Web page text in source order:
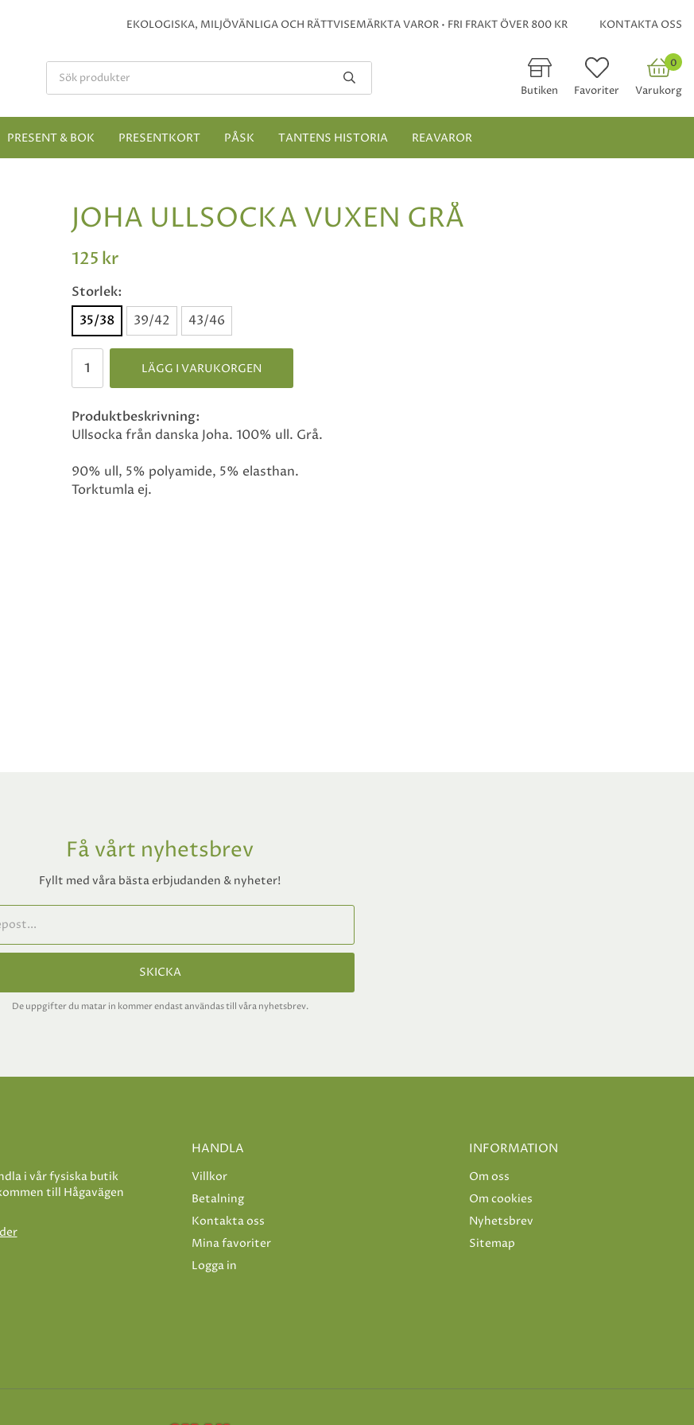
EKOLOGISKA, MILJÖVÄNLIGA OCH RÄTTVISEMÄRKTA VAROR • FRI FRAKT ÖVER 800 KR KONTAKTA OSS
Butiken Favoriter
0
Varukorg
PRESENT & BOK PRESENTKORT PÅSK TANTENS HISTORIA REAVAROR
JOHA ULLSOCKA VUXEN GRÅ
125 kr
Storlek:
35/38
39/42 43/46
LÄGG I VARUKORGEN
Produktbeskrivning:
Ullsocka från danska Joha. 100% ull. Grå.
90% ull, 5% polyamide, 5% elasthan.
Torktumla ej.
Få vårt nyhetsbrev
Fyllt med våra bästa erbjudanden & nyheter!
SKICKA
De uppgifter du matar in kommer endast användas till våra nyhetsbrev.
i vår fysiska butik
till Hågavägen
HANDLA
Villkor
Betalning
Kontakta oss
Mina favoriter
Logga in
INFORMATION
Om oss
Om cookies
Nyhetsbrev
Sitemap